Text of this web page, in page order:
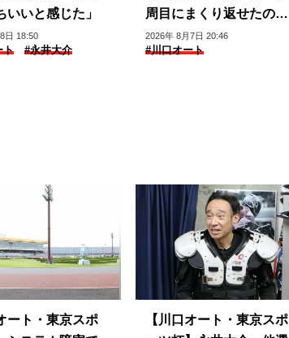
いいと感じた」
日 18:50
ト #永井大介
周目にまくり返せたのは
良かった」
2026年 8月7日 20:46
#川口オート
ート・東京スポ
【川口オート・東京スポ